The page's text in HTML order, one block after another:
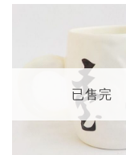
已售完